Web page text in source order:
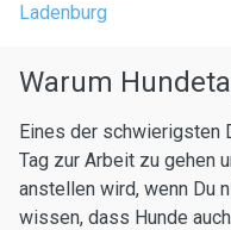
Ladenburg
Warum
Eines der schwierigsten
Tag zur Arbeit zu gehen
anstellen wird, wenn Du
wissen, dass Hunde